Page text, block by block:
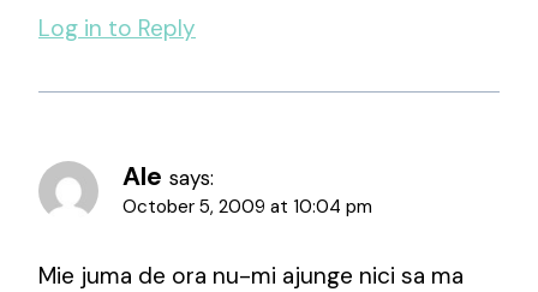
Log in to Reply
Ale says:
October 5, 2009 at 10:04 pm
Mie juma de ora nu-mi ajunge nici sa ma